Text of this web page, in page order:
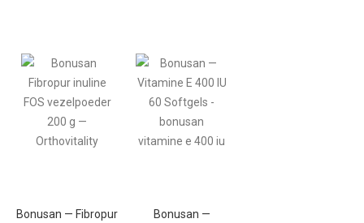
Bonusan — Fibropur
Bonusan —